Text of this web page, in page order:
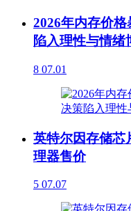
2026年内存价
陷入理性与情绪
8 07.01
英特尔因存储芯
理器售价
5 07.07